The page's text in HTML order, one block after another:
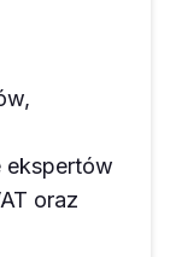
ekspertów
oraz